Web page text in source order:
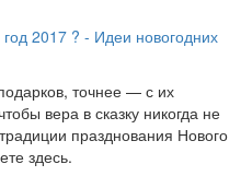
точнее — с их
вера в сказку никогда не
празднования Нового
здесь.